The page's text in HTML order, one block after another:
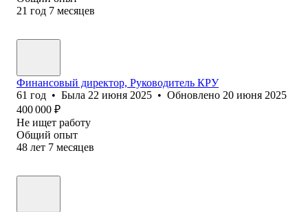
21 год 7 месяцев
Финансовый директор, Руководитель КРУ
61 год • Была 22 июня 2025 • Обновлено 20 июня 2025
400 000 ₽
Не ищет работу
Общий опыт
48 лет 7 месяцев